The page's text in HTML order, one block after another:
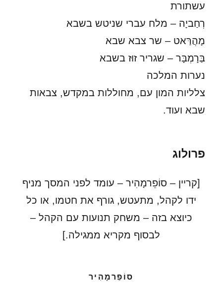
עשתורת
רְחַביָה – מלח עברי שניטש בשבא
מָהֲרַּאט – שר צבא שבא
בַּרָמְבָּר – שגריר זוּז בשבא
נערות המלכה
צלליות המון עם, מחוללות במקדש, צבאות
שבא ועוד.
פרולוג
[קריין – סוֹפֵרמָהִיר – עומד לפני המסך מניף
ידו לקהל, מתעטש, גורף את חטמו, או כל
כיוצא בזה – משחק תנועות עם הקהל –
לבסוף מקריא ממגילה.]
סוֹפֵרמָהִיר